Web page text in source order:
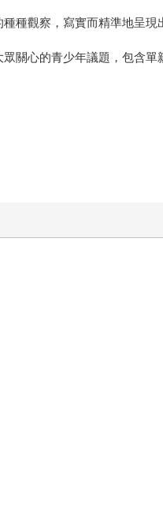
種觀察，寫實而精準地呈
關心的青少年議題，包含